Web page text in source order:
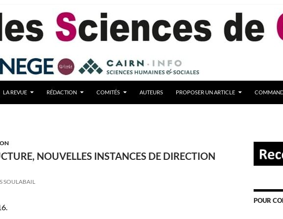
LA REVUE RÉDACTION COMITÉS AUTEURS PROPOSER UN ARTICLE
NOUVELLES INSTANCES DE DIRECTION
SOULABAIL
POUR